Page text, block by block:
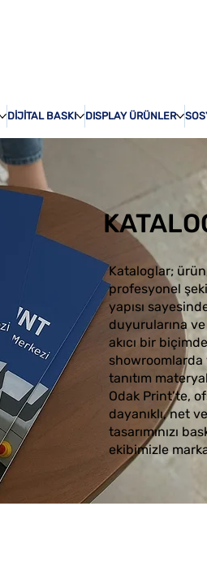
DİJİTAL BASKI DISPLAY ÜRÜNLER
Kataloglar;
profesyonel
yapısı
duyurularına
akıcı bir
showroomlarda
tanıtım
Odak Print’te,
dayanıklı, net
tasarımınızı
ekibimizle